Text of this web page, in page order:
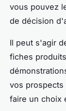
vous pouvez
de décision
Il peut s'agir
fiches
vos
faire un choix